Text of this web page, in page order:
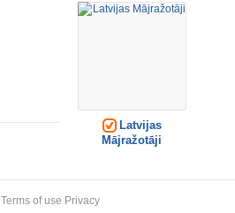
Latvijas
Mājražotāji
Terms of use Privacy